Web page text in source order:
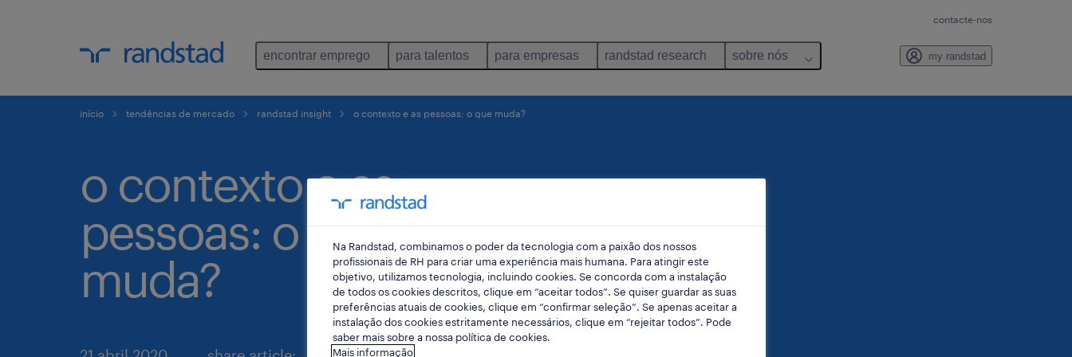
contacte-nos
encontrar emprego para talentos para empresas randstad research sobre nós my randstad
início tendências de mercado randstad insight o contexto e as pessoas: o que muda?
o contexto e as
pessoas: o que
muda?
Na Randstad, combinamos o poder da tecnologia com a paixão dos nossos
profissionais de RH para criar uma experiência mais humana. Para atingir este
objetivo, utilizamos tecnologia, incluindo cookies. Se concorda com a instalação
de todos os cookies descritos, clique em “aceitar todos”. Se quiser guardar as suas
preferências atuais de cookies, clique em “confirmar seleção”. Se apenas aceitar a
instalação dos cookies estritamente necessários, clique em “rejeitar todos”. Pode
saber mais sobre a nossa política de cookies.
Mais informação